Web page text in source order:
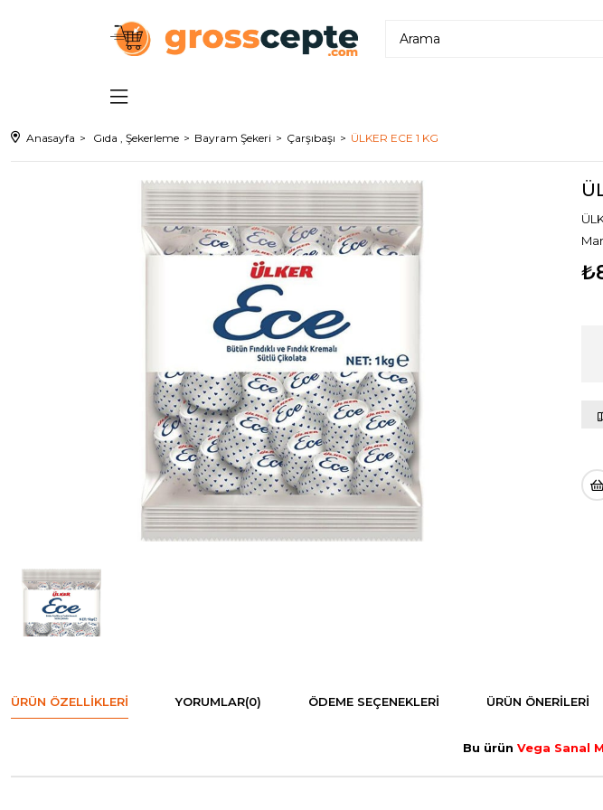
Anasayfa Gıda , Şekerleme Bayram Şekeri Çarşıbaşı ÜLKER ECE 1 KG
ÜRÜN ÖZELLIKLERI YORUMLAR(0) ÖDEME SEÇENEKLERI ÜRÜN ÖNERILERI
Bu ürün Vega Sanal